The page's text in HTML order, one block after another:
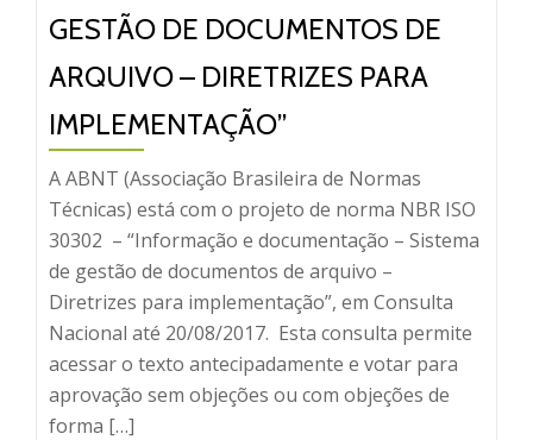
GESTÃO DE DOCUMENTOS DE
ARQUIVO – DIRETRIZES PARA
IMPLEMENTAÇÃO”
A ABNT (Associação Brasileira de Normas
Técnicas) está com o projeto de norma NBR ISO
30302 – “Informação e documentação – Sistema
de gestão de documentos de arquivo –
Diretrizes para implementação”, em Consulta
Nacional até 20/08/2017. Esta consulta permite
acessar o texto antecipadamente e votar para
aprovação sem objeções ou com objeções de
forma […]